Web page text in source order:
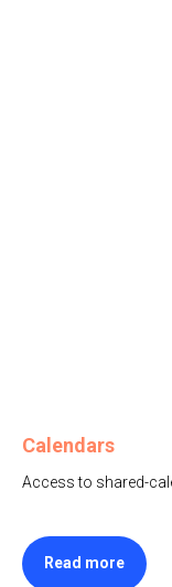
Calendars
Access to shared-
Read more